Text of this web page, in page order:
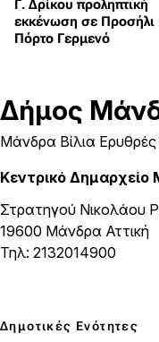
Γ. Δρίκου προληπτική
εκκένωση σε Προσήλι
Πόρτο Γερμενό
Δήμος
Μάνδρα Βίλια Ερυθρές
Κεντρικό
Στρατηγού Νικολάου
19600 Μάνδρα Αττική
Τηλ: 2132014900
Δημοτικές Ενότητες